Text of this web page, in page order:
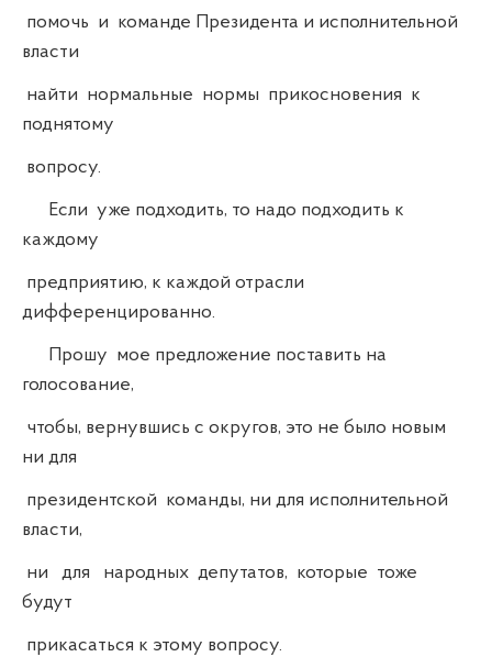
помочь и команде Президента и исполнительной
власти
найти нормальные нормы прикосновения к
поднятому
вопросу.
Если уже подходить, то надо подходить к
каждому
предприятию, к каждой отрасли
дифференцированно.
Прошу мое предложение поставить на
голосование,
чтобы, вернувшись с округов, это не было новым
ни для
президентской команды, ни для исполнительной
власти,
ни для народных депутатов, которые тоже
будут
прикасаться к этому вопросу.